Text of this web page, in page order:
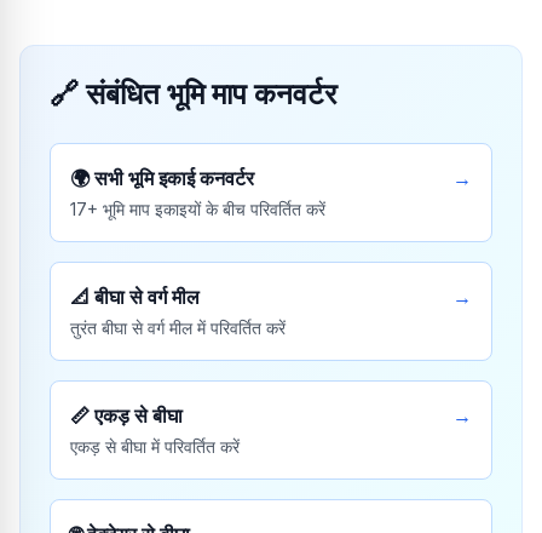
🔗संबंधित भूमि माप कनवर्टर
🌍सभी भूमि इकाई कनवर्टर
17+ भूमि माप इकाइयों के बीच परिवर्तित करें
→
📐बीघा से वर्ग मील
तुरंत बीघा से वर्ग मील में परिवर्तित करें
→
📏एकड़ से बीघा
एकड़ से बीघा में परिवर्तित करें
→